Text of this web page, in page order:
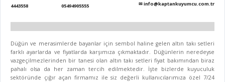
4443558
05494905555
✉info@kaptankuyumcu.com.tr
Düğün ve merasimlerde bayanlar için sembol haline gelen altın takı setleri
farklı ayarlarda ve fiyatlarda karşımıza çıkmaktadır. Düğünlerin neredeyse
vazgeçilmezlerinden bir tanesi olan altın takı setleri fiyat bakımından biraz
pahalı olsa da her zaman tercih edilmektedir. İşte bizlerde kuyuculuk
sektöründe çığır açan firmamız ile siz değerli kullanıcılarımıza özel 7/24